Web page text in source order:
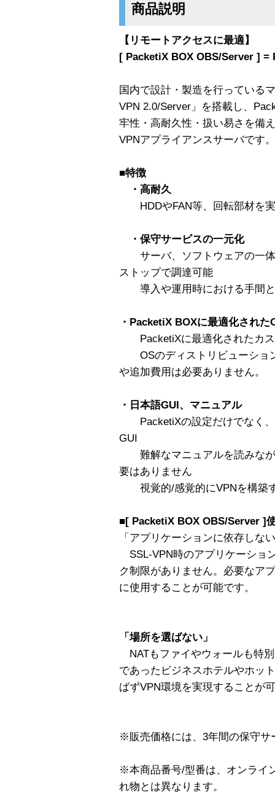
商品説明
【リモートアクセスに最適】
[ PacketiX BOX OBS/Server ] =
国内で設計・製造を行っている
VPN 2.0/Server」を搭載し、
牢性・高耐久性・扱い易さを備
VPNアプライアンスサーバです。
■特徴
・高耐久
HDDやFAN等、回転部材を実
・保守サービスの一元化
サーバ、ソフトウェアの一体
ストップで調達可能
導入や運用時における手間と
・PacketiX BOXに最適化された
PacketiXに最適化されたカス
OSのディストリビューショ
や追加費用は必要ありません。
・日本語GUI、マニュアル
PacketiXの設定だけでなく、
GUI
難解なマニュアルを読みなが
要はありません
視覚的/感覚的にVPNを構築
■[ PacketiX BOX OBS/Server ]
「アプリケーションに依存しな
SSL-VPN時のアプリケーショ
ク制限がありません。必要なア
に使用することが可能です。
「場所を選ばない」
NATもファイやウォールも特
であったビジネスホテルやホッ
ばずVPN環境を実現することが
※販売価格には、3年間の保守サ
※本商品番号/型番は、オンライ
れ物とは異なります。